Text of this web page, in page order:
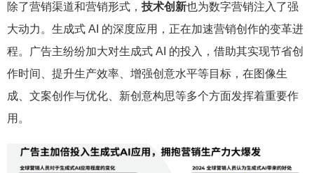
除了营销渠道和营销形式， 技术创新也为数字营销注入了强
大动力。生成式 AI 的深度应用，正在加速营销创作的变革进
程。广告主纷纷加大对生成式 AI 的投入，借助其实现节省创
作时间、提升生产效率、增强创意水平等目标，在图像生
成、文案创作与优化、新创意构思等多个方面发挥着重要作
用。